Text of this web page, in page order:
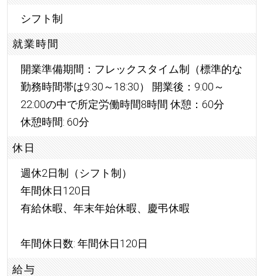
シフト制
就業時間
開業準備期間：フレックスタイム制（標準的な
勤務時間帯は9:30～18:30） 開業後：9:00～
22:00の中で所定労働時間8時間 休憩：60分
休憩時間: 60分
休日
週休2日制（シフト制）
年間休日120日
有給休暇、年末年始休暇、慶弔休暇
年間休日数: 年間休日120日
給与